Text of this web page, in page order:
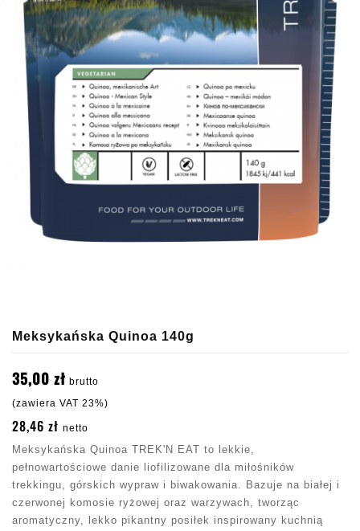
Meksykańska Quinoa 140g
35,00 zł brutto
(zawiera VAT 23%)
28,46 zł netto
Meksykańska Quinoa TREK'N EAT to lekkie,
pełnowartościowe danie liofilizowane dla miłośników
trekkingu, górskich wypraw i biwakowania. Bazuje na białej i
czerwonej komosie ryżowej oraz warzywach, tworząc
aromatyczny, lekko pikantny posiłek inspirowany kuchnią